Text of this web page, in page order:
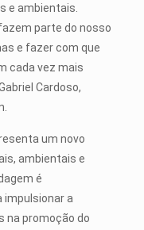
e ambientais.
parte do nosso
e fazer com que
cada vez mais
Cardoso,
um novo
ambientais e
é
impulsionar a
na promoção do